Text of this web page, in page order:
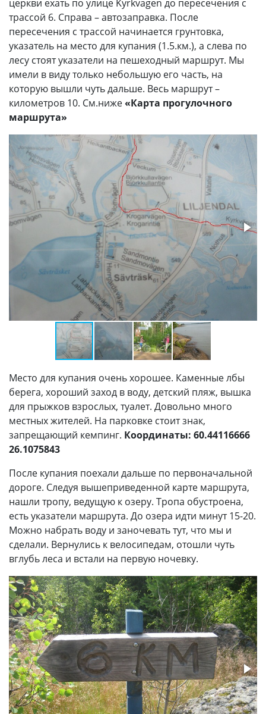
церкви ехать по улице Kyrkvagen до пересечения с
трассой 6. Справа – автозаправка. После
пересечения с трассой начинается грунтовка,
указатель на место для купания (1.5.км.), а слева по
лесу стоят указатели на пешеходный маршрут. Мы
имели в виду только небольшую его часть, на
которую вышли чуть дальше. Весь маршрут –
километров 10. См.ниже«Карта прогулочного
маршрута»
Место для купания очень хорошее. Каменные лбы
берега, хороший заход в воду, детский пляж, вышка
для прыжков взрослых, туалет. Довольно много
местных жителей. На парковке стоит знак,
запрещающий кемпинг. Координаты: 60.44116666
26.1075843
После купания поехали дальше по первоначальной
дороге. Следуя вышеприведенной карте маршрута,
нашли тропу, ведущую к озеру. Тропа обустроена,
есть указатели маршрута. До озера идти минут 15-20.
Можно набрать воду и заночевать тут, что мы и
сделали. Вернулись к велосипедам, отошли чуть
вглубь леса и встали на первую ночевку.